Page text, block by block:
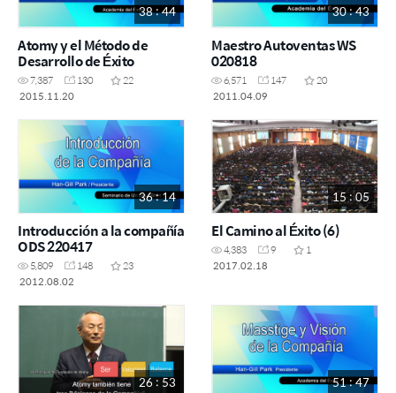
38 : 44
Atomy y el Método de
Desarrollo de Éxito
7,387 130
22
2015.11.20
30 : 43
Maestro Autoventas WS
020818
6,571 147
20
2011.04.09
36 : 14
Introducción a la compañía
ODS 220417
5,809 148
23
2012.08.02
15 : 05
El Camino al Éxito (6)
4,383 9
1
2017.02.18
26 : 53 51 : 47